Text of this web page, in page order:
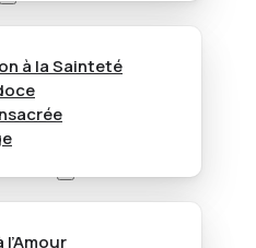
à la Sainteté
l’Amour